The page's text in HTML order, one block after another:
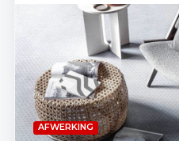
AFWERKING